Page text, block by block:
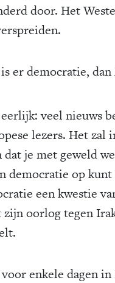
door. Het
is er democratie, dan
veel nieuws
lezers. Het zal
dat je met geweld
democratie op
een kwestie
zijn oorlog tegen
enkele dagen